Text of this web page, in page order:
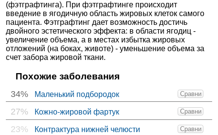
(фэтграфтинга). При фэтграфтинге происходит
введение в ягодичную область жировых клеток самого
пациента. Фэтграфтинг дает возможность достичь
двойного эстетического эффекта: в области ягодиц -
увеличение объема, а в местах избытка жировых
отложений (на боках, животе) - уменьшение объема за
счет забора жировой ткани.
Похожие заболевания
34% Сравни
Маленький подбородок
27% Сравни
Кожно-жировой фартук
23% Сравни
Контрактура нижней челюсти